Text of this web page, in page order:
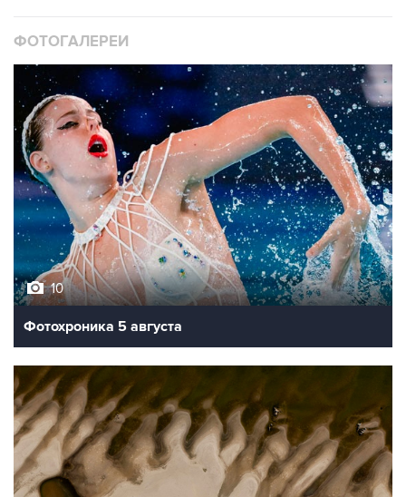
ФОТОГАЛЕРЕИ
10
Фотохроника 5 августа